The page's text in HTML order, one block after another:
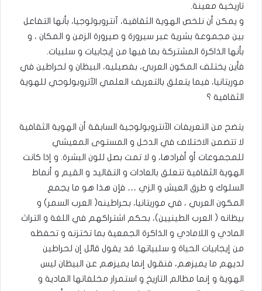
تاريخية معينة.
و يمكن أن نلخص الهوية الثقافية، آنتروبولوجيا، بأنها التفاعل
بين مجموعة بشرية عبر سيرورة و صيرورة الزمن و المكان ، و
بأنها الذاكرة المشتركة بما فيها من إيجابيات و سلبيات.
فأين يختلف المكون العربي، بفصيليه، البيظان و لحراطين في
موريتانيا، فيما يتعلق بالتعريف العلمي الآتروبولوجي للهوية
الثقافية ؟
يتضح من التعريفات الآنتروبولوجية السابقة أن الهوية الثقافية
لا تتضمن الاختلاف في الدخل و المستوى المعيشي
للمجموعات أو أفرادها، و لا تمت بصل للون البشرة. و إذا كانت
الهوية الثقافية تتعلق بالعادات و التقاليد و القيم و أنماط
السلوك و طرق العيش و الزي … فإن هذا هو ما يجمع
المكون العربي ، في موريتانيا، بحراطينه( العرب السمر) و
بيظانه ( العرب الطينيين)، بحكم اشتراكهم في اللغة و التراث
المادي و اللامادي و الذاكرة الجمعية بما تختزنه و تحفظه
من إيجابيات الحياة و سلبياتها. قد يقول قائل إن لحراطين
لديهم ما يميزهم، فنقول إنما يميزهم عن البيظان ليس
الهوية و إنما مظالم التاريخ و استمرار مخلفاتها المادية و